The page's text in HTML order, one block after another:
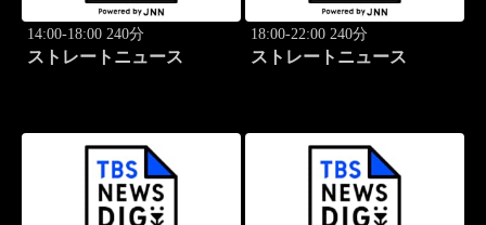
14:00-18:00 240分
ストレートニュース
18:00-22:00 240分
ストレートニュース